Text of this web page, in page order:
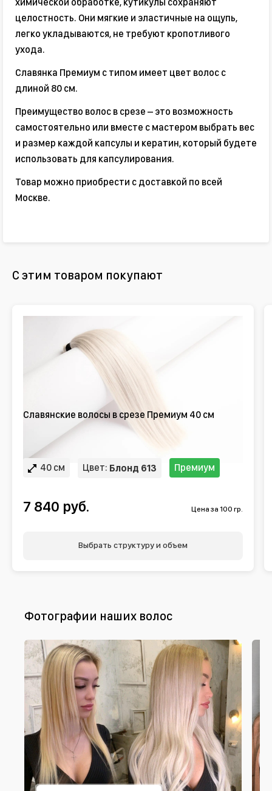
химической обработке, кутикулы сохраняют
целостность. Они мягкие и эластичные на ощупь,
легко укладываются, не требуют кропотливого
ухода.
Славянка Премиум с типом имеет цвет волос с
длиной 80 см.
Преимущество волос в срезе – это возможность
самостоятельно или вместе с мастером выбрать вес
и размер каждой капсулы и кератин, который будете
использовать для капсулирования.
Товар можно приобрести с доставкой по всей
Москве.
С этим товаром покупают
Славянские волосы в срезе Премиум 40 см
40 см Цвет: Блонд 613 Премиум
7 840 руб. Цена за 100 гр.
Выбрать структуру и объем
Фотографии наших волос